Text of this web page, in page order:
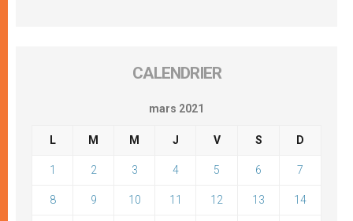
CALENDRIER
mars 2021
L M M J V S D
1 2 3 4 5 6 7
8 9 10 11 12 13 14